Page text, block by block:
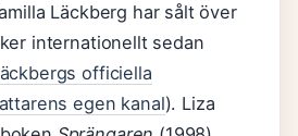
Läckberg har sålt över
internationellt sedan
officiella
egen kanal). Liza